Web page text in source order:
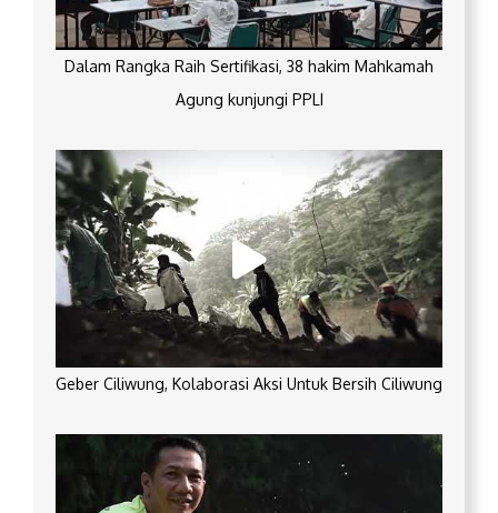
Dalam Rangka Raih Sertifikasi, 38 hakim Mahkamah
Agung kunjungi PPLI
Geber Ciliwung, Kolaborasi Aksi Untuk Bersih Ciliwung